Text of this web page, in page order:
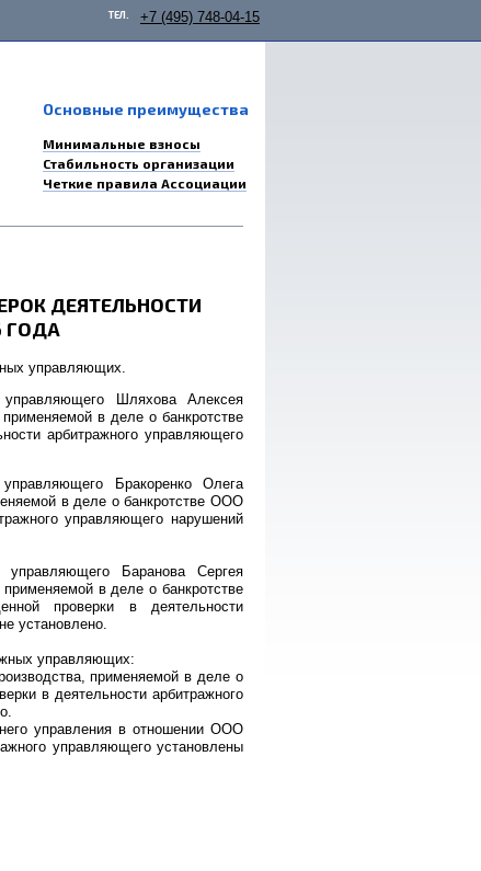
ТЕЛ. +7 (495) 748-04-15
Основные преимущества
Минимальные взносы
Стабильность организации
Четкие правила Ассоциации
ДЕЯТЕЛЬНОСТИ
ГОДА
управляющих.
управляющего Шляхова Алексея
в деле о банкротстве
арбитражного управляющего
Бракоренко Олега
в деле о банкротстве ООО
управляющего нарушений
управляющего Баранова Сергея
в деле о банкротстве
проверки в деятельности
установлено.
управляющих:
применяемой в деле о
в деятельности арбитражного
управления в отношении ООО
управляющего установлены